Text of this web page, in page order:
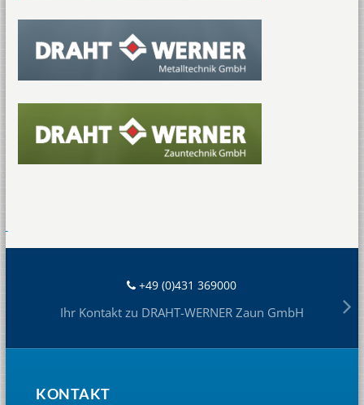
+49 (0)431 369000
Ihr Kontakt zu DRAHT-WERNER Zaun GmbH
KONTAKT